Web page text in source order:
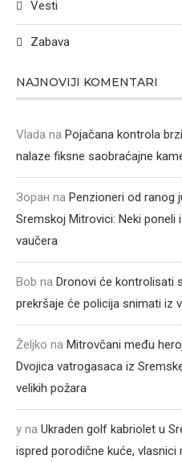
Vesti
Zabava
NAJNOVIJI KOMENTARI
Vlada na Pojačana kontrola
nalaze fiksne saobraćajne
Зоран na Penzioneri od ranog
Sremskoj Mitrovici: Neki
vaučera
Bob na Dronovi će kontrolisati
prekršaje će policija snimati iz
Željko na Mitrovčani među
Dvojica vatrogasaca iz
velikih požara
y na Ukraden golf kabriolet u
ispred porodične kuće,